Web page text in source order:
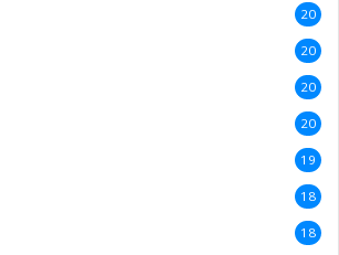
20
20
20
20
19
18
18